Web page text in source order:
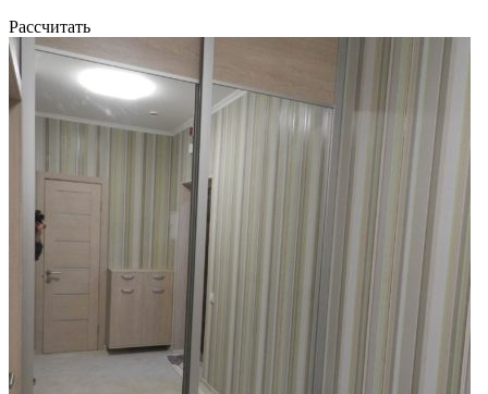
Рассчитать